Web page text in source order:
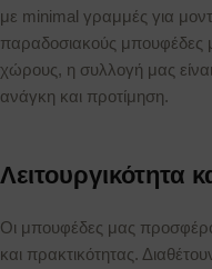
με minimal γραμμές για
παραδοσιακούς μπουφέδες
χώρους, η συλλογή μας
ανάγκη και προτίμηση.
Λειτουργικότητα
Οι μπουφέδες μας
και πρακτικότητας.